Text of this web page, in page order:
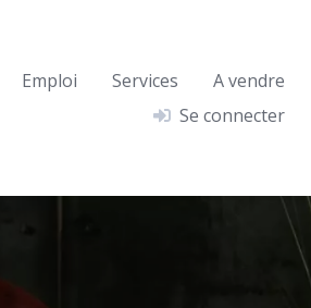
Emploi Services
A vendre
Se connecter